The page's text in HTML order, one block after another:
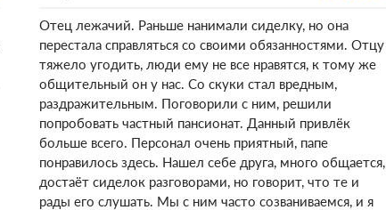
Отец лежачий. Раньше нанимали сиделку, но она
перестала справляться со своими обязанностями. Отцу
тяжело угодить, люди ему не все нравятся, к тому же
общительный он у нас. Со скуки стал вредным,
раздражительным. Поговорили с ним, решили
попробовать частный пансионат. Данный привлёк
больше всего. Персонал очень приятный, папе
понравилось здесь. Нашел себе друга, много общается,
достаёт сиделок разговорами, но говорит, что те и
рады его слушать. Мы с ним часто созваниваемся, и я